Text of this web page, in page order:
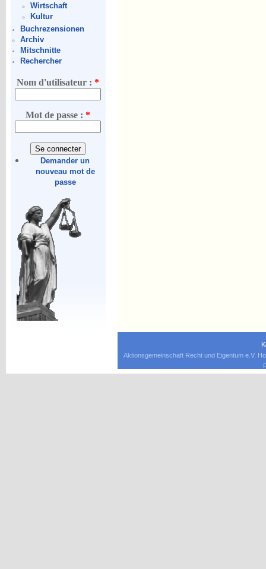
Wirtschaft
Kultur
Buchrezensionen
Archiv
Mitschnitte
Rechercher
Nom d'utilisateur :*
Mot de passe :*
Demander un
nouveau mot de
passe
Aktionsgemeinschaft Recht und Eigentum e.V.